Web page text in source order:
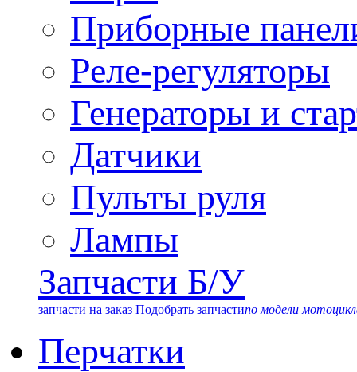
Приборные
Реле-регуляторы
Генераторы и
Датчики
Пульты руля
Лампы
Запчасти Б/У
запчасти на заказ Подобрать запчастипо модели
Перчатки